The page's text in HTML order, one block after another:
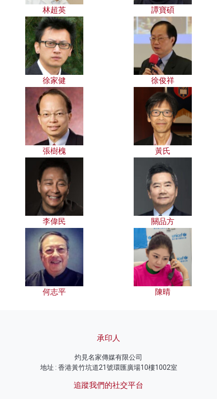
林超英 譚寶碩
徐家健 徐俊祥
張樹槐 黃氏
李偉民 關品方
何志平 陳晴
承印人
灼見名家傳媒有限公司
地址 : 香港黃竹坑道21號環匯廣場10樓1002室
追蹤我們的社交平台